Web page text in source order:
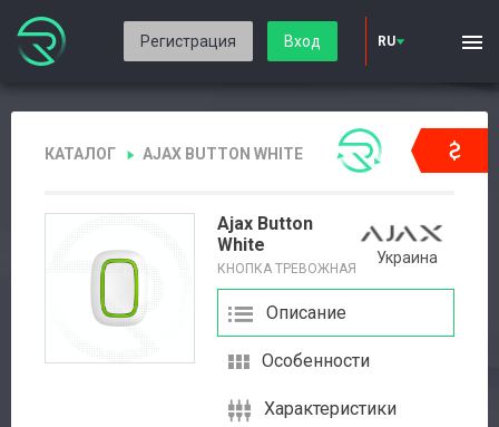
Регистрация Вход RU
КАТАЛОГ AJAX BUTTON WHITE
Ajax Button
White
КНОПКА ТРЕВОЖНАЯ
Украина
Описание
Особенности
Характеристики